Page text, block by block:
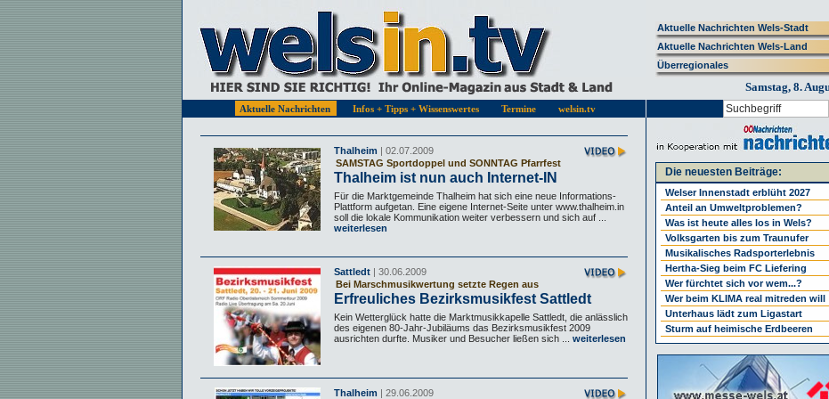
Aktuelle Nachrichten Wels-Stadt
Aktuelle Nachrichten Wels-Land
Überregionales
Samstag, 8.
Aktuelle Nachrichten Infos + Tipps + Wissenswertes Termine welsin.tv
Thalheim | 02.07.2009
SAMSTAG Sportdoppel und SONNTAG Pfarrfest
Thalheim ist nun auch Internet-IN
Für die Marktgemeinde Thalheim hat sich eine neue Informations-
Plattform aufgetan. Eine eigene Internet-Seite unter www.thalheim.in
soll die lokale Kommunikation weiter verbessern und sich auf ...
weiterlesen
Sattledt | 30.06.2009
Bei Marschmusikwertung setzte Regen aus
Erfreuliches Bezirksmusikfest Sattledt
Kein Wetterglück hatte die Marktmusikkapelle Sattledt, die anlässlich
des eigenen 80-Jahr-Jubiläums das Bezirksmusikfest 2009
ausrichten durfte. Musiker und Besucher ließen sich ...
weiterlesen
Thalheim | 29.06.2009
Die neuesten Beiträge:
Welser Innenstadt erblüht 2027
Anteil an Umweltproblemen?
Was ist heute alles los in Wels?
Volksgarten bis zum Traunufer
Musikalisches Radsporterlebnis
Hertha-Sieg beim FC Liefering
Wer fürchtet sich vor wem...?
Wer beim KLIMA real mitreden will
Unterhaus lädt zum Ligastart
Sturm auf heimische Erdbeeren